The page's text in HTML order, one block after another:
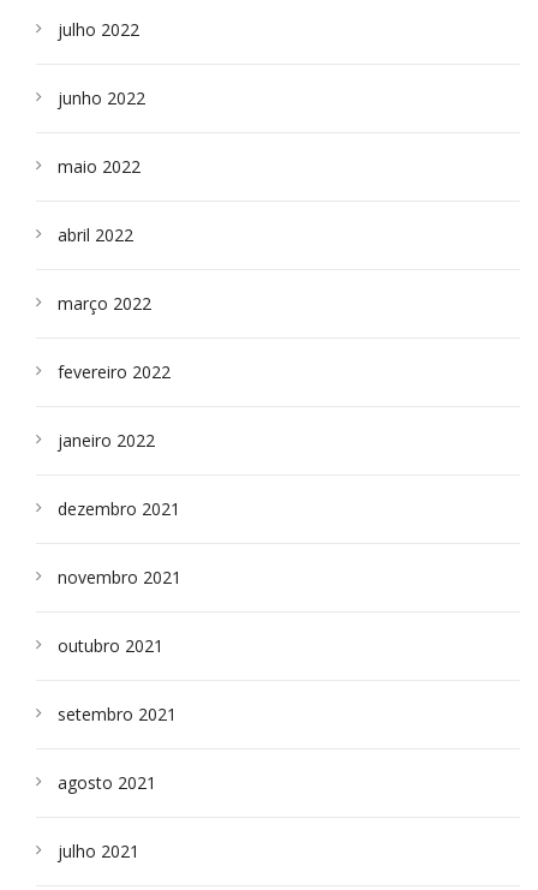
julho 2022
junho 2022
maio 2022
abril 2022
março 2022
fevereiro 2022
janeiro 2022
dezembro 2021
novembro 2021
outubro 2021
setembro 2021
agosto 2021
julho 2021